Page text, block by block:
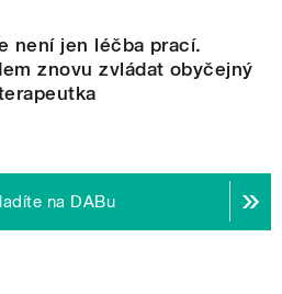
není jen léčba prací.
znovu zvládat obyčejný
na DABu